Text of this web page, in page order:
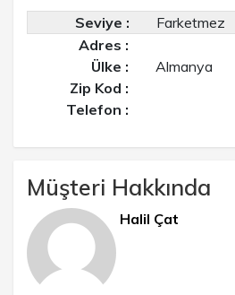
Seviye :
Farketmez
Adres :
Ülke :
Almanya
Zip Kod :
Telefon :
Müşteri Hakkında
Halil Çat